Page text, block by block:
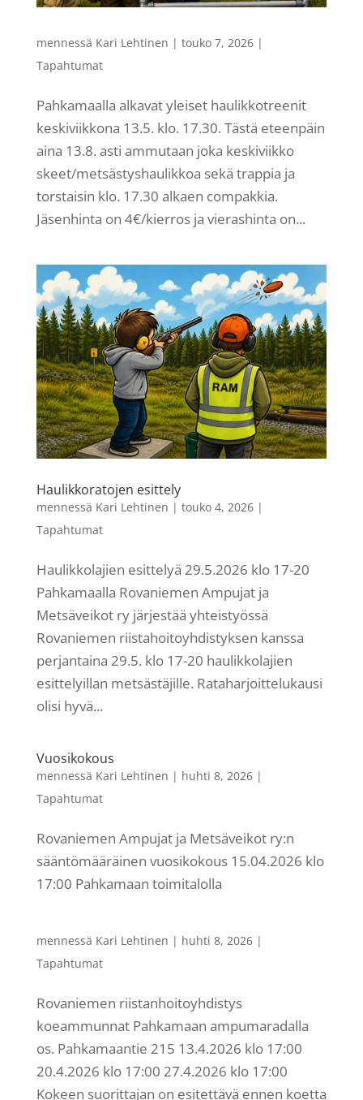
mennessä Kari Lehtinen | touko 7, 2026|
Tapahtumat
Pahkamaalla alkavat yleiset haulikkotreenit
keskiviikkona 13.5. klo. 17.30. Tästä eteenpäin
aina 13.8. asti ammutaan joka keskiviikko
skeet/metsästyshaulikkoa sekä trappia ja
torstaisin klo. 17.30 alkaen compakkia.
Jäsenhinta on 4€/kierros ja vierashinta on...
Haulikkoratojen esittely
mennessä Kari Lehtinen | touko 4, 2026|
Tapahtumat
Haulikkolajien esittelyä 29.5.2026 klo 17-20
Pahkamaalla Rovaniemen Ampujat ja
Metsäveikot ry järjestää yhteistyössä
Rovaniemen riistahoitoyhdistyksen kanssa
perjantaina 29.5. klo 17-20 haulikkolajien
esittelyillan metsästäjille. Rataharjoittelukausi
olisi hyvä...
Vuosikokous
mennessä Kari Lehtinen | huhti 8, 2026|
Tapahtumat
Rovaniemen Ampujat ja Metsäveikot ry:n
sääntömääräinen vuosikokous 15.04.2026 klo
17:00 Pahkamaan toimitalolla
mennessä Kari Lehtinen | huhti 8, 2026|
Tapahtumat
Rovaniemen riistanhoitoyhdistys
koeammunnat Pahkamaan ampumaradalla
os. Pahkamaantie 215 13.4.2026 klo 17:00
20.4.2026 klo 17:00 27.4.2026 klo 17:00
Kokeen suorittajan on esitettävä ennen koetta